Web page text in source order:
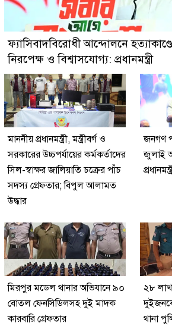
ফ্যাসিবাদবিরোধী আন্দোলনে
নিরপেক্ষ ও বিশ্বাসযোগ্য: প্রধানমন্ত্রী
মাননীয় প্রধানমন্ত্রী, মন্ত্রীবর্গ ও
সরকারের উচ্চপর্যায়ের কর্মকর্তাদের
সিল-স্বাক্ষর জালিয়াতি চক্রের পাঁচ
সদস্য গ্রেফতার; বিপুল আলামত
উদ্ধার
জনগণ
জুলাই
মিরপুর মডেল থানার অভিযানে ৯০
বোতল ফেনসিডিলসহ দুই মাদক
কারবারি গ্রেফতার
২৮
থানা